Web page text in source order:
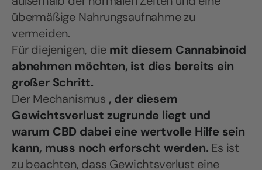
übermäßige Nahrungsaufnahme zu
vermeiden.
Für diejenigen, die mit diesem Cannabinoid
abnehmen möchten, ist dies bereits ein
großer Schritt.
Der Mechanismus , der diesem
Gewichtsverlust zugrunde liegt und
warum CBD dabei eine wertvolle Hilfe sein
kann, muss noch erforscht werden. Es ist
zu beachten, dass Gewichtsverlust eine